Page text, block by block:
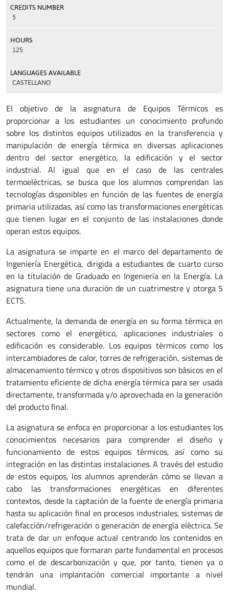
CREDITS NUMBER
5
HOURS
125
LANGUAGES AVAILABLE
CASTELLANO
El objetivo de la asignatura de Equipos Térmicos es
proporcionar a los estudiantes un conocimiento profundo
sobre los distintos equipos utilizados en la transferencia y
manipulación de energía térmica en diversas aplicaciones
dentro del sector energético, la edificación y el sector
industrial. Al igual que en el caso de las centrales
termoeléctricas, se busca que los alumnos comprendan las
tecnologías disponibles en función de las fuentes de energía
primaria utilizadas, así como las transformaciones energéticas
que tienen lugar en el conjunto de las instalaciones donde
operan estos equipos.
La asignatura se imparte en el marco del departamento de
Ingeniería Energética, dirigida a estudiantes de cuarto curso
en la titulación de Graduado en Ingeniería en la Energía. La
asignatura tiene una duración de un cuatrimestre y otorga 5
ECTS.
Actualmente, la demanda de energía en su forma térmica en
sectores como el energético, aplicaciones industriales o
edificación es considerable. Los equipos térmicos como los
intercambiadores de calor, torres de refrigeración, sistemas de
almacenamiento térmico y otros dispositivos son básicos en el
tratamiento eficiente de dicha energía térmica para ser usada
directamente, transformada y/o aprovechada en la generación
del producto final.
La asignatura se enfoca en proporcionar a los estudiantes los
conocimientos necesarios para comprender el diseño y
funcionamiento de estos equipos térmicos, así como su
integración en las distintas instalaciones. A través del estudio
de estos equipos, los alumnos aprenderán cómo se llevan a
cabo las transformaciones energéticas en diferentes
contextos, desde la captación de la fuente de energía primaria
hasta su aplicación final en procesos industriales, sistemas de
calefacción/refrigeración o generación de energía eléctrica. Se
trata de dar un enfoque actual centrando los contenidos en
aquellos equipos que formaran parte fundamental en procesos
como el de descarbonización y que, por tanto, tienen ya o
tendrán una implantación comercial importante a nivel
mundial.